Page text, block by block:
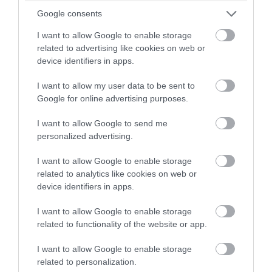
Google consents
I want to allow Google to enable storage
related to advertising like cookies on web or
device identifiers in apps.
I want to allow my user data to be sent to
Google for online advertising purposes.
I want to allow Google to send me
personalized advertising.
I want to allow Google to enable storage
related to analytics like cookies on web or
device identifiers in apps.
I want to allow Google to enable storage
related to functionality of the website or app.
I want to allow Google to enable storage
related to personalization.
νομίζω, όλοι με πόσο ενδιαφέρον η παγκόσμια
κοινή γνώμη παρακολούθησε την αποστολή του
«Άρτεμις».
Ας κρατήσουμε τώρα τα ονόματα τα οποία
σκεφτόμαστε. Γιατί «Άρτεμις»; Γιατί
«Απόλλων»; Έχουμε κάτι παραπάνω να
πολιτισμός, σε όλη αυτή τη συζήτηση.
Όμως, έχει και μία πρακτική αξία. Όταν ο
Αδριανός θα βρεθεί στο διάστημα, θα κάνει
πειράματα και τα πειράματα αυτά θέλω να
αντικατοπτρίζουν ερευνητικά ελληνικά
ενδιαφέροντα.
πρόσκληση, ώστε τις μέρες που θα είναι στον
Διαστημικό Σταθμό να ασχολείται με